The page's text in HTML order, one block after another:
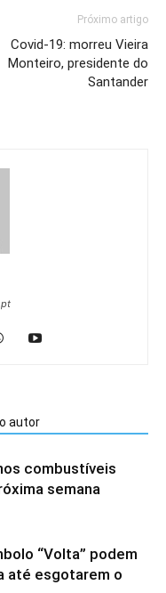
Próximo artigo
Covid-19: morreu Vieira
Monteiro, presidente do
Santander
autor
combustíveis
semana
“Volta” podem
até esgotarem o